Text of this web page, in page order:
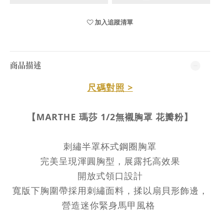
加入追蹤清單
商品描述
尺碼對照 >
【MARTHE 瑪莎 1/2無襯胸罩 花瓣粉】
刺繡半罩杯式鋼圈胸罩
完美呈現渾圓胸型，展露托高效果
開放式領口設計
寬版下胸圍帶採用刺繡面料，揉以扇貝形飾邊，
營造迷你緊身馬甲風格